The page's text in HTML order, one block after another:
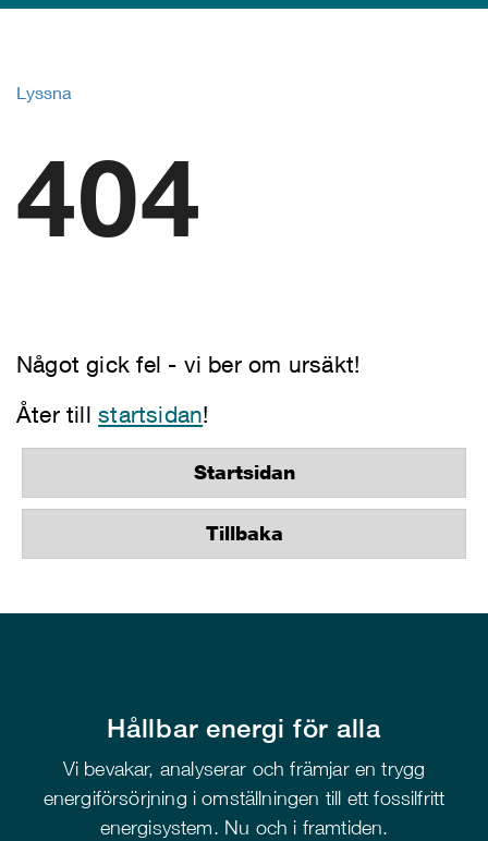
Lyssna
404
Något gick fel - vi ber om ursäkt!
Åter tillstartsidan!
Startsidan
Tillbaka
Hållbar energi för alla
Vi bevakar, analyserar och främjar en trygg
energiförsörjning i omställningen till ett fossilfritt
energisystem. Nu och i framtiden.